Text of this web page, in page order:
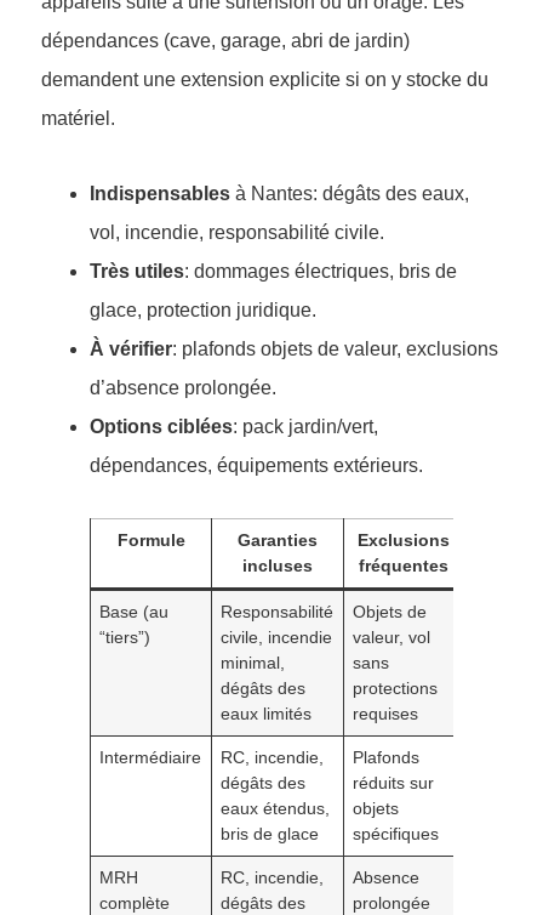
dépendances (cave, garage, abri de jardin)
demandent une extension explicite si on y stocke du
matériel.
Indispensables à Nantes: dégâts des eaux,
vol, incendie, responsabilité civile.
Très utiles: dommages électriques, bris de
glace, protection juridique.
À vérifier: plafonds objets de valeur, exclusions
d’absence prolongée.
Options ciblées: pack jardin/vert,
dépendances, équipements extérieurs.
Formule
Garanties
incluses
Exclusions
fréquentes
Base (au
“tiers”)
Responsabilité
civile, incendie
minimal,
dégâts des
eaux limités
Objets de
valeur, vol
sans
protections
requises
Intermédiaire
RC, incendie,
dégâts des
eaux étendus,
bris de glace
Plafonds
réduits sur
objets
spécifiques
MRH
complète
RC, incendie,
dégâts des
Absence
prolongée